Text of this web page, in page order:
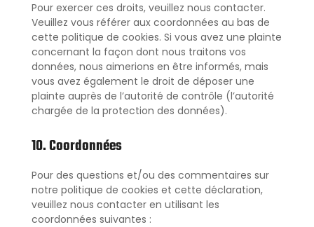
Pour exercer ces droits, veuillez nous contacter.
Veuillez vous référer aux coordonnées au bas de
cette politique de cookies. Si vous avez une plainte
concernant la façon dont nous traitons vos
données, nous aimerions en être informés, mais
vous avez également le droit de déposer une
plainte auprès de l’autorité de contrôle (l’autorité
chargée de la protection des données).
10. Coordonnées
Pour des questions et/ou des commentaires sur
notre politique de cookies et cette déclaration,
veuillez nous contacter en utilisant les
coordonnées suivantes :